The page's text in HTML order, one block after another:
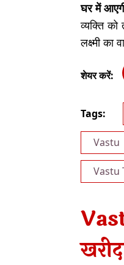
घर में
व्यक्ति
लक्ष्मी का
शेयर करें:
Tags:
Vastu
Vastu